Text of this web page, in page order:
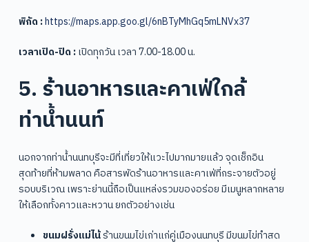
พิกัด :https://maps.app.goo.gl/6nBTyMhGq5mLNVx37
เวลาเปิด-ปิด :เปิดทุกวัน เวลา 7.00-18.00 น.
5. ร้านอาหารและคาเฟ่ใกล้
ท่าน้ำนนท์
นอกจากท่าน้ำนนทบุรีจะมีที่เที่ยวให้แวะไปมากมายแล้ว จุดเช็กอิน
สุดท้ายที่ห้ามพลาด คือสารพัดร้านอาหารและคาเฟ่ที่กระจายตัวอยู่
รอบบริเวณ เพราะย่านนี้ถือเป็นแหล่งรวมของอร่อย มีเมนูหลากหลาย
ให้เลือกทั้งคาวและหวาน ยกตัวอย่างเช่น
ขนมฝรั่งแม่ไน้ร้านขนมไข่เก่าแก่คู่เมืองนนทบุรี มีขนมไข่ทำสด